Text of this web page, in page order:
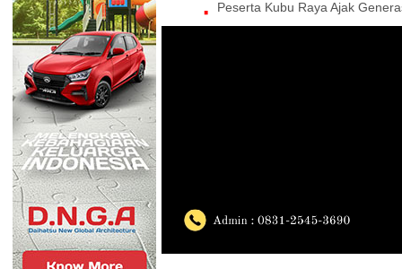
Peserta Kubu Raya Ajak